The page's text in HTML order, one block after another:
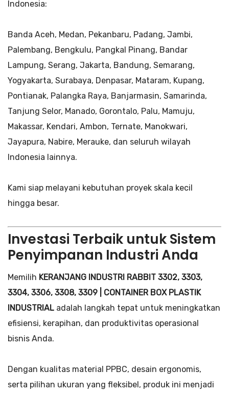
Indonesia:
Banda Aceh, Medan, Pekanbaru, Padang, Jambi,
Palembang, Bengkulu, Pangkal Pinang, Bandar
Lampung, Serang, Jakarta, Bandung, Semarang,
Yogyakarta, Surabaya, Denpasar, Mataram, Kupang,
Pontianak, Palangka Raya, Banjarmasin, Samarinda,
Tanjung Selor, Manado, Gorontalo, Palu, Mamuju,
Makassar, Kendari, Ambon, Ternate, Manokwari,
Jayapura, Nabire, Merauke, dan seluruh wilayah
Indonesia lainnya.
Kami siap melayani kebutuhan proyek skala kecil
hingga besar.
Investasi Terbaik untuk Sistem
Penyimpanan Industri Anda
Memilih KERANJANG INDUSTRI RABBIT 3302, 3303,
3304, 3306, 3308, 3309 | CONTAINER BOX PLASTIK
INDUSTRIAL adalah langkah tepat untuk meningkatkan
efisiensi, kerapihan, dan produktivitas operasional
bisnis Anda.
Dengan kualitas material PPBC, desain ergonomis,
serta pilihan ukuran yang fleksibel, produk ini menjadi